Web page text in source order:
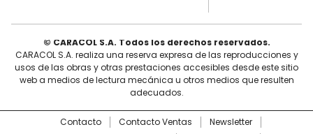
© CARACOL S.A. Todos los derechos reservados.
CARACOL S.A. realiza una reserva expresa de las reproducciones y
usos de las obras y otras prestaciones accesibles desde este sitio
web a medios de lectura mecánica u otros medios que resulten
adecuados.
Contacto Contacto Ventas
Newsletter